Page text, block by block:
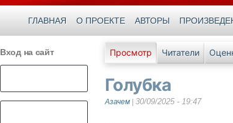
ГЛАВНАЯ О ПРОЕКТЕ АВТОРЫ
Вход на сайт Главные вкладки
Просмотр Читатели
Голубка
Азачем 30/09/2025 - 19:47